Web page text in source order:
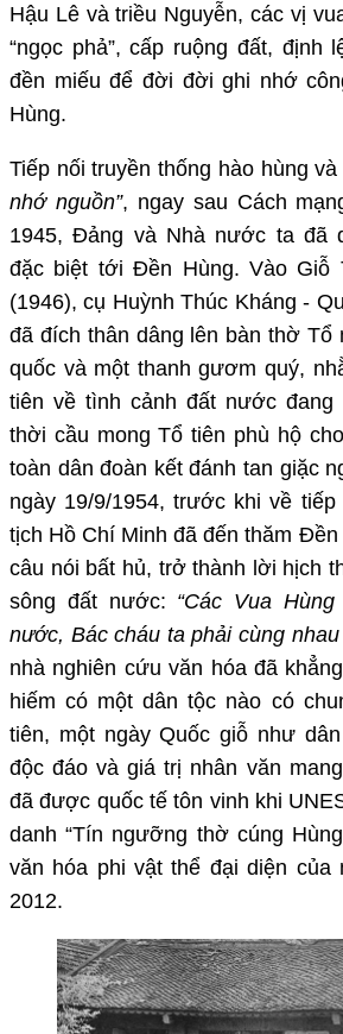
Hậu Lê và triều Nguyễn, các vị
“ngọc phả”, cấp ruộng đất, định
đền miếu để đời đời ghi nhớ
Hùng.
Tiếp nối truyền thống hào hùng
nhớ nguồn”, ngay sau Cách
1945, Đảng và Nhà nước ta đã
đặc biệt tới Đền Hùng. Vào Giỗ
(1946), cụ Huỳnh Thúc Kháng -
đã đích thân dâng lên bàn thờ Tổ
quốc và một thanh gươm quý,
tiên về tình cảnh đất nước đang
thời cầu mong Tổ tiên phù hộ
toàn dân đoàn kết đánh tan giặc
ngày 19/9/1954, trước khi về
tịch Hồ Chí Minh đã đến thăm
câu nói bất hủ, trở thành lời hịch
sông đất nước: “Các Vua
nước, Bác cháu ta phải cùng
nhà nghiên cứu văn hóa đã
hiếm có một dân tộc nào có
tiên, một ngày Quốc giỗ như
độc đáo và giá trị nhân văn
đã được quốc tế tôn vinh khi
danh “Tín ngưỡng thờ cúng
văn hóa phi vật thể đại diện của
2012.